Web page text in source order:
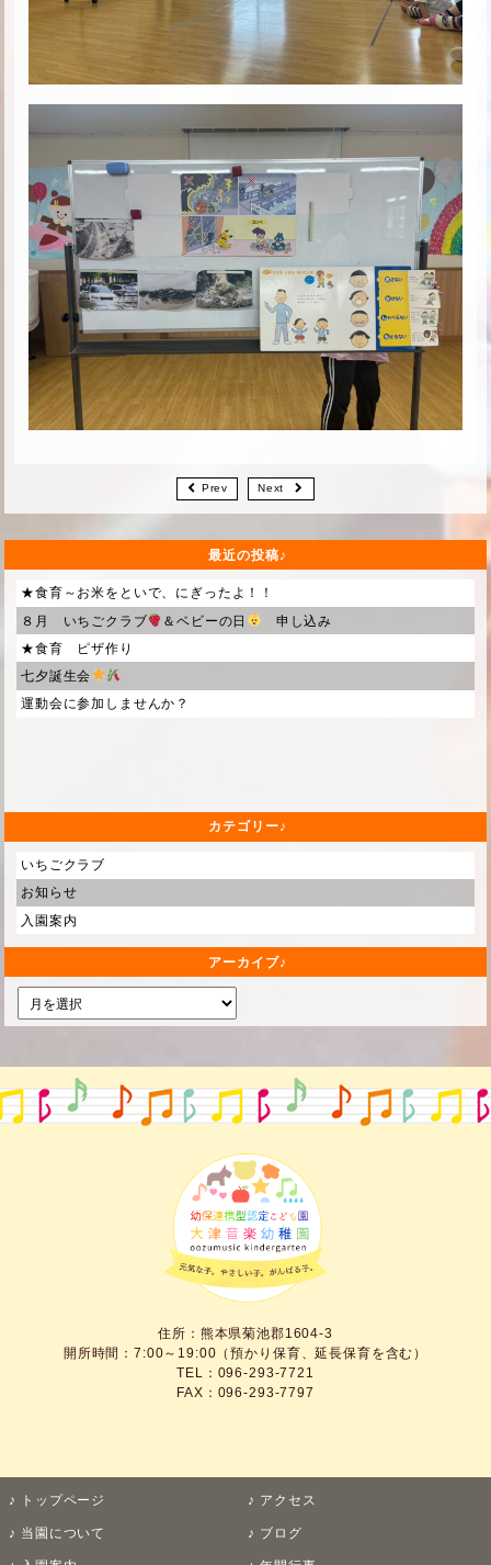
Prev Next
最近の投稿
★食育～お米をといで、にぎったよ！！
８月 いちごクラブ
＆ベビーの日
申し込み
★食育 ピザ作り
七夕誕生会
運動会に参加しませんか？
カテゴリー
いちごクラブ
お知らせ
入園案内
アーカイブ
住所：熊本県菊池郡1604-3
開所時間：7:00～19:00（預かり保育、延長保育を含む）
TEL：096-293-7721
FAX：096-293-7797
トップページ アクセス
当園について ブログ